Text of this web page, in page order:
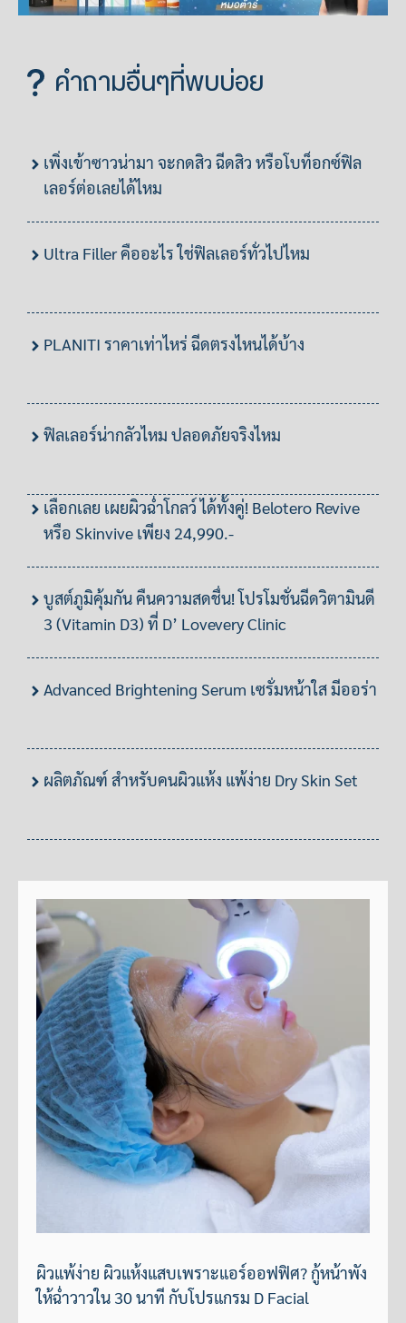
คำถามอื่นๆที่พบบ่อย
เพิ่งเข้าซาวน่ามา จะกดสิว ฉีดสิว หรือโบท็อกซ์ฟิล
เลอร์ต่อเลยได้ไหม
Ultra Filler คืออะไร ใช่ฟิลเลอร์ทั่วไปไหม
PLANITI ราคาเท่าไหร่ ฉีดตรงไหนได้บ้าง
ฟิลเลอร์น่ากลัวไหม ปลอดภัยจริงไหม
เลือกเลย เผยผิวฉ่ำโกลว์ ได้ทั้งคู่! Belotero Revive
หรือ Skinvive เพียง 24,990.-
บูสต์ภูมิคุ้มกัน คืนความสดชื่น! โปรโมชั่นฉีดวิตามินดี
3 (Vitamin D3) ที่ D’ Lovevery Clinic
Advanced Brightening Serum เซรั่มหน้าใส มีออร่า
ผลิตภัณฑ์ สำหรับคนผิวแห้ง แพ้ง่าย Dry Skin Set
ผิวแพ้ง่าย ผิวแห้งแสบเพราะแอร์ออฟฟิศ? กู้หน้าพัง
ให้ฉ่ำวาวใน 30 นาที กับโปรแกรม D Facial